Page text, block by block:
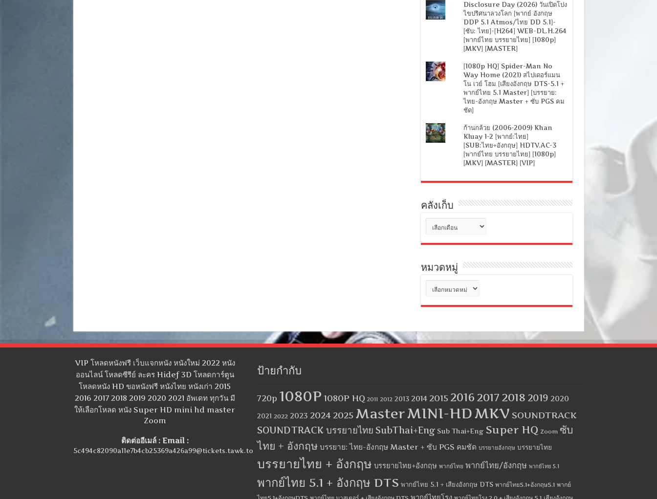
Disclosure Day (2026) วันเปิดโปง
ไขปริศนาลวงโลก [พากย์ อังกฤษ
DDP 5.1 Atmos/ไทย DD 5.1]-
[ซับ: ไทย]-[H264] WEB-DL.H.264
[พากย์ไทย บรรยายไทย] [1080p]
[MKV] [MASTER]
[1080p HQ] Spider-Man No
Way Home (2021) สไปเดอร์แมน
โน เวย์ โฮม [เสียงอังกฤษ DTS-5.1 +
พากย์ไทย 5.1 Master] [บรรยาย:
ไทย-อังกฤษ Master + ซับ PGS คม
ชัด]
ก้านกล้วย (2006-2009) Khan
Kluay 1-2 [พากย์:ไทย]
[SUB:ไทย+อังกฤษ] HDTV.AC-3
[พากย์ไทย บรรยายไทย] [1080p]
[MKV] [MASTER] [VIP]
คลังเก็บ
เก็บ
หมวดหมู่
หมู่
VIP โหลดหนังฟรี เว็บแจกหนัง หนังใหม่ 2022 หนัง
ออนไลน์ โหลดซีรีย์ ละคร Hidef 3D โหลดการ์ตูน
โหลดหนัง HD ขอหนังฟรี หนังไทย หนังเก่า 2015
2016 2017 2018 2019 2020 2021 อัพเดท ทุกวัน มี
ให้เลือกโหลด หนัง Super HD mini hd master
Zoom
ติดต่ออีเมล์ : Email :
5c494c82090a11e7b4cb25369a426a99@tickets.tawk.to
ป้ายกำกับ
720p 1080P 1080P HQ 2011 2012 2013 2014 2015 2016 2017 2018 2019 2020
2021 2022 2023 2024 2025 MasterMINI-HDMKV SOUNDTRACK
SOUNDTRACK บรรยายไทย SubThai+Eng Sub Thai+Eng Super HQ Zoom ซับ
ไทย + อังกฤษ บรรยาย: ไทย-อังกฤษ Master + ซับ PGS คมชัด บรรยายอังกฤษ บรรยายไทย
บรรยายไทย + อังกฤษ บรรยายไทย+อังกฤษ พากย์ไทย พากย์ไทย/อังกฤษ พากย์ไทย 5.1
พากย์ไทย 5.1 + อังกฤษ DTS พากย์ไทย 5.1 + เสียงอังกฤษ DTS พากย์ไทย5.1+อังกฤษ5.1 พากย์